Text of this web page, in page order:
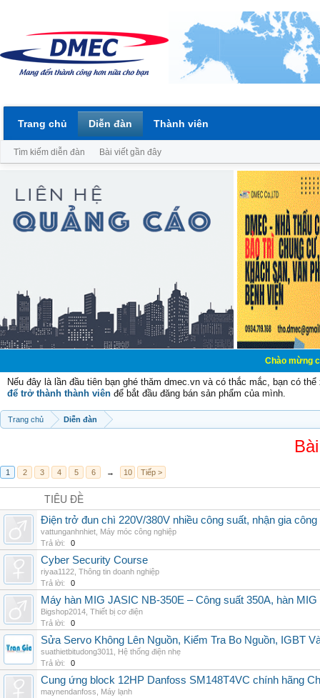
Chào mừng các bạn
Nếu đây là lần đầu tiên bạn ghé thăm dmec.vn và có thắc mắc, bạn có
để trở thành thành viên để bắt đầu đăng bán sản phẩm của mình.
Trang chủ Diễn đàn
1 2 3 4 5 6 → 10 Tiếp >
TIÊU ĐỀ
Điện trở đun chì 220V/380V nhiều công suất, nhận gia
vattunganhnhiet Máy móc công nghiệp
Trả lời:
0
Cyber Security Course
riyaa1122 Thông tin doanh nghiệp
Trả lời:
0
Máy hàn MIG JASIC NB-350E – Công suất 350A, hàn
Bigshop2014 Thiết bị cơ điện
Trả lời:
0
Sửa Servo Không Lên Nguồn, Kiểm Tra Bo Nguồn, IGBT
suathietbitudong3011
Hệ thống điện nhẹ
Trả lời:
0
Cung ứng block 12HP Danfoss SM148T4VC chính hãng
maynendanfoss
Máy lạnh
Trang chủ Diễn đàn
Tìm kiếm diễn đàn Bài viết gần đây
Thành viên